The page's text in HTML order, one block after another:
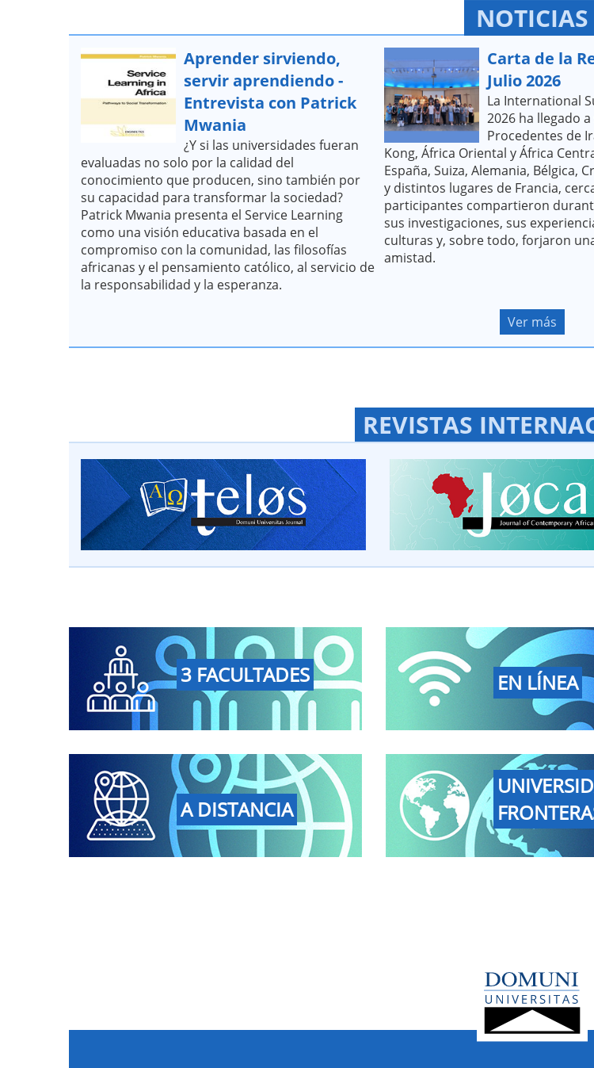
NOTICIAS
Aprender sirviendo,
servir aprendiendo -
Entrevista con Patrick
Mwania
¿Y si las universidades fueran
evaluadas no solo por la calidad del
conocimiento que producen, sino también por
su capacidad para transformar la sociedad?
Patrick Mwania presenta el Service Learning
como una visión educativa basada en el
compromiso con la comunidad, las filosofías
africanas y el pensamiento católico, al servicio de
la responsabilidad y la esperanza.
Carta de la
Julio 2026
La International
2026 ha llegado
Procedentes de
Kong, África Oriental y África
España, Suiza, Alemania, Bélgica,
y distintos lugares de Francia,
participantes compartieron
sus investigaciones, sus
culturas y, sobre todo, forjaron
amistad.
Ver más
REVISTAS
3 FACULTADES EN LÍNEA
A DISTANCIA